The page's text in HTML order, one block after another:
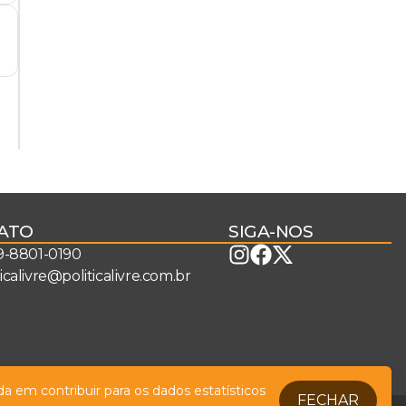
8801-0190
SIGA-NOS
em contribuir para os dados estatísticos
FECHAR